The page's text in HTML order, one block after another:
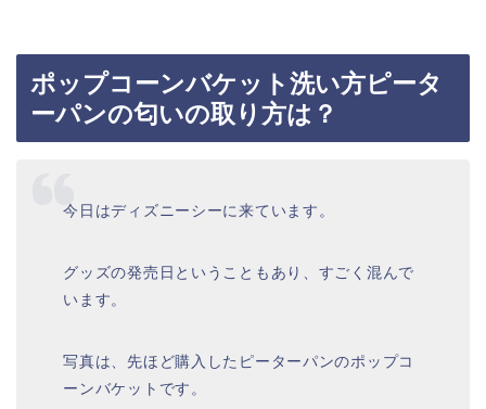
ポップコーンバケット洗い方ピータ
ーパンの匂いの取り方は？
今日はディズニーシーに来ています。
グッズの発売日ということもあり、すごく混んで
います。
写真は、先ほど購入したピーターパンのポップコ
ーンバケットです。